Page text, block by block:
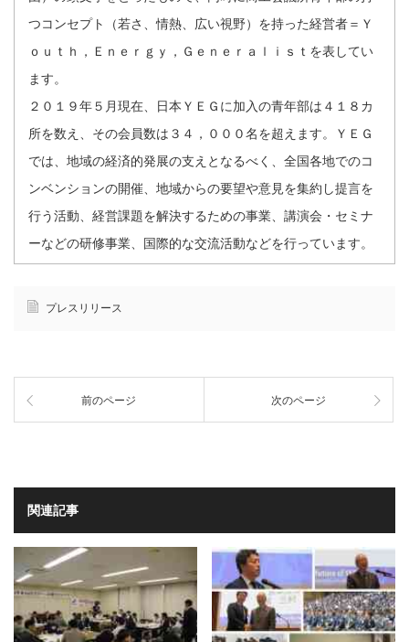
つコンセプト（若さ、情熱、広い視野）を持った経営者＝Ｙ
ｏｕｔｈ，Ｅｎｅｒｇｙ，Ｇｅｎｅｒａｌｉｓｔを表してい
ます。
２０１９年５月現在、日本ＹＥＧに加入の青年部は４１８カ
所を数え、その会員数は３４，０００名を超えます。ＹＥＧ
では、地域の経済的発展の支えとなるべく、全国各地でのコ
ンベンションの開催、地域からの要望や意見を集約し提言を
行う活動、経営課題を解決するための事業、講演会・セミナ
ーなどの研修事業、国際的な交流活動などを行っています。
プレスリリース
前のページ 次のページ
関連記事